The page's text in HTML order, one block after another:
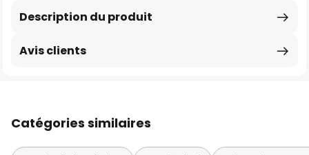
Description du produit
Avis clients
Catégories similaires